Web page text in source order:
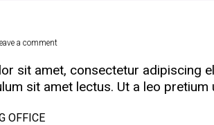
a comment
sit amet, consectetur adipiscing
sit amet lectus. Ut a leo
OFFICE